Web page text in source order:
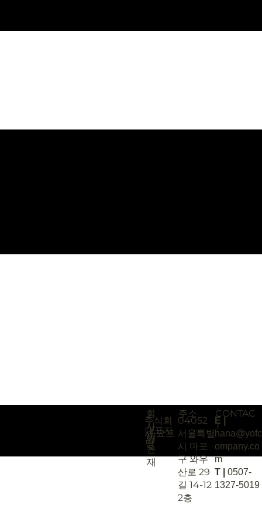
회
사
명
주식회
사 요프
대표자
명
이
윤
재
주소
04052
서울특별
시 마포
구 와우
산로 29
길 14-12
2층
CONTAC
T
E |
hana@yofc
ompany.co
m
T | 0507-
1327-5019